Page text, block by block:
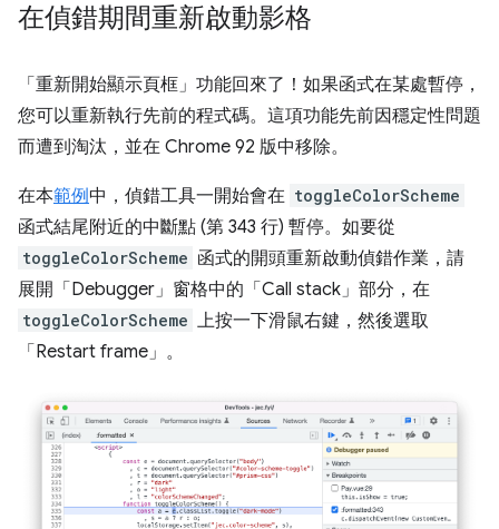
在偵錯期間重新啟動影格
「重新開始顯示頁框」 功能回來了！如果函式在某處暫停，
您可以重新執行先前的程式碼。這項功能先前因穩定性問題
而遭到淘汰，並在 Chrome 92 版中移除。
在本範例中，偵錯工具一開始會在 toggleColorScheme
函式結尾附近的中斷點 (第 343 行) 暫停。如要從
toggleColorScheme 函式的開頭重新啟動偵錯作業，請
展開「Debugger」 窗格中的「Call stack」 部分，在
toggleColorScheme 上按一下滑鼠右鍵，然後選取
「Restart frame」 。